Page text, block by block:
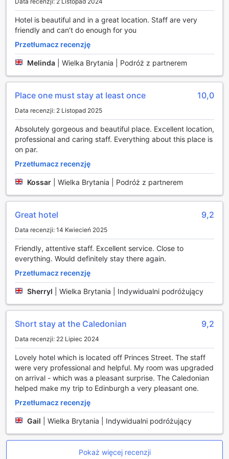
ale także oaza relaksu i rozrywki w sercu Edynburga.
Obiekty sportowe w The Caledonian Edinburgh, Curio
Collection by Hilton
W The Caledonian Edinburgh, Curio Collection by Hilton,
sportowcy i miłośnicy aktywnego stylu życia znajdą
wszystko, czego potrzebują, aby utrzymać formę i cieszyć
nowoczesnego centrum fitness, które jest dostępne
bezpłatnie. Wyposażone w najnowszy sprzęt, centrum to
oferuje różnorodne możliwości treningowe, od siłowni po
zajęcia cardio, co pozwala na dostosowanie planu
treningowego do indywidualnych potrzeb.
Dodatkowo, hotel dysponuje wspaniałym krytym basenem,
idealnym do pływania lub relaksu po intensywnym dniu. Dla
tych, którzy pragną połączyć sport z naturą, dostępne są
malownicze szlaki turystyczne w okolicy, które zachęcają
także pole golfowe, które zapewnia doskonałą okazję do
doskonalenia swoich umiejętności golfowych w wyjątkowej
dla każdego, kto pragnie aktywnie spędzać czas podczas
pobytu w Edynburgu.
Udogodnienia w The Caledonian Edinburgh, Curio
Collection by Hilton
The Caledonian Edinburgh, Curio Collection by Hilton to
miejsce, które łączy luksus z wygodą, oferując szereg
udogodnień, które sprawią, że Twój pobyt będzie
niezapomniany. Goście mogą skorzystać z całodobowej
posiłkami w intymnej atmosferze własnego pokoju.
Dodatkowo, usługi pralni i czyszczenia na sucho
zapewniają wygodę i komfort, eliminując potrzebę
martwienia się o codzienne obowiązki. Każdy pokój
wyposażony jest w sejf, co pozwala na bezpieczne
concierge są dostępne, aby pomóc w organizacji lokalnych
atrakcji i udogodnień.
Hotel zapewnia również bezpłatne Wi-Fi we wszystkich
pokojach oraz w przestrzeniach publicznych, co umożliwia
Goście mogą korzystać z ekspresowego zameldowania i
Hotel is beautiful and in a great location. Staff are very
friendly and can’t do enough for you
Przetłumacz recenzję
Melinda Wielka Brytania | Podróż z partnerem
Place one must stay at least once 10,0
Data recenzji: 2 Listopad 2025
Absolutely gorgeous and beautiful place. Excellent location,
professional and caring staff. Everything about this place is
on par.
Przetłumacz recenzję
Kossar Wielka Brytania | Podróż z partnerem
Great hotel 9,2
Data recenzji: 14 Kwiecień 2025
Friendly, attentive staff. Excellent service. Close to
everything. Would definitely stay there again.
Przetłumacz recenzję
Sherryl Wielka Brytania | Indywidualni podróżujący
Short stay at the Caledonian 9,2
Data recenzji: 22 Lipiec 2024
Lovely hotel which is located off Princes Street. The staff
were very professional and helpful. My room was upgraded
on arrival - which was a pleasant surprise. The Caledonian
helped make my trip to Edinburgh a very pleasant one.
Przetłumacz recenzję
Gail Wielka Brytania | Indywidualni podróżujący
Pokaż więcej recenzji